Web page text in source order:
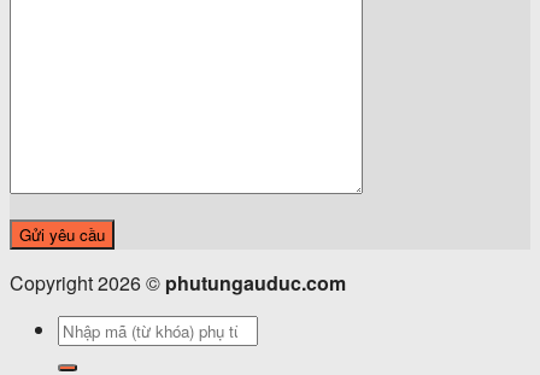
Copyright 2026 © phutungauduc.com
Tìm